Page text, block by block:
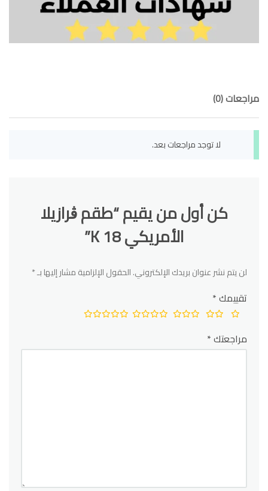
مراجعات (0)
لا توجد مراجعات بعد.
كن أول من يقيم “طقم ڨرازيلا
الأمريكي 18 K”
لن يتم نشر عنوان بريدك الإلكتروني.الحقول الإلزامية مشار إليها بـ*
تقييمك*
مراجعتك*